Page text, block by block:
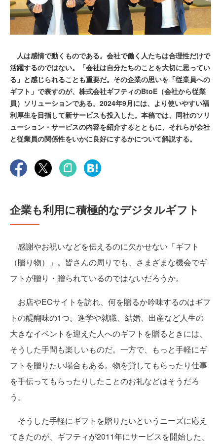
人は感情で動くものである。会社で働く人たちは合理性だけで
活躍するのではない。「会社は自分たちのことを大切に思ってい
る」と感じられることも重要だ。その企業の思いを「従業員への
ギフト」で表すのが、株式会社ギフティのBtoE（会社から従業
員）ソリューションである。2024年9月には、より使いやすい福
利厚生を目指して新サービスも投入した。本稿では、同社のソリ
ューション・サービスの内容を紹介するとともに、それらが会社
と従業員の関係性をいかに良好にするかについて解説する。
企業も利用に積極的なデジタルギフト
感謝やお祝いなどを伝えるのに欠かせない「ギフト
（贈り物）」。皆さんの周りでも、さまざまな機会でギ
フトが贈り・贈られているのではないだろうか。
お店やECサイトを訪れ、何を贈るか吟味するのはギフ
トの醍醐味の1つ。進学や就職、結婚、出産など人生の
大きなイベントを迎えた人へのギフトを贈るときには、
そうした手間も楽しいものだ。一方で、もっと手軽にギ
フトを贈りたい場合もある。物を貸してもらったり仕事
を手伝ってもらったりしたことのお礼などはそうだろ
う。
そうした手軽にギフトを贈りたいというニーズに応え
てきたのが、ギフティが2011年にサービスを開始した、